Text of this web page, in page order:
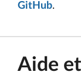
GitHub.
Aide